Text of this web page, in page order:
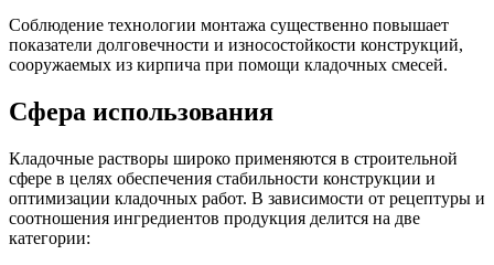
Соблюдение технологии монтажа существенно повышает
показатели долговечности и износостойкости конструкций,
сооружаемых из кирпича при помощи кладочных смесей.
Сфера использования
Кладочные растворы широко применяются в строительной
сфере в целях обеспечения стабильности конструкции и
оптимизации кладочных работ. В зависимости от рецептуры и
соотношения ингредиентов продукция делится на две
категории: